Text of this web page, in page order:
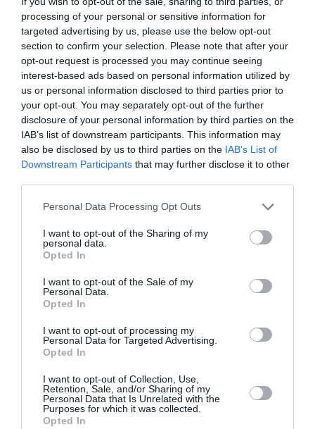
processing of your personal or sensitive information for
targeted advertising by us, please use the below opt-out
section to confirm your selection. Please note that after your
opt-out request is processed you may continue seeing
interest-based ads based on personal information utilized by
us or personal information disclosed to third parties prior to
your opt-out. You may separately opt-out of the further
disclosure of your personal information by third parties on the
IAB’s list of downstream participants. This information may
also be disclosed by us to third parties on the IAB’s List of
Downstream Participants that may further disclose it to other
Personal Data Processing Opt Outs
I want to opt-out of the Sharing of my
personal data.
Opted In
I want to opt-out of the Sale of my
Personal Data.
Opted In
I want to opt-out of processing my
Personal Data for Targeted Advertising.
Opted In
I want to opt-out of Collection, Use,
Retention, Sale, and/or Sharing of my
Personal Data that Is Unrelated with the
Purposes for which it was collected.
Opted In
20.42 (21.42 ora României), pe un tronson de cale
ferată de mare viteză, într-un viraj foarte strâns, la
aproximativ patru kilometri de gara Santiago de
Compostela, oraş de pelerinaj mondial celebru.
Mecanicul garniturii de tren a fost arestat: pe
porţiunea respectivăar fi trebuit să meargă cu 80
km pe oră,în schimb, în momentul accidentului se
apropia de 200 km pe oră.
Luna nunţilor în showbizul românesc. Iată
vedetele care şi-au unit destinele
Cătuşe, cătuşe
AȚI PUTEA DORI DE